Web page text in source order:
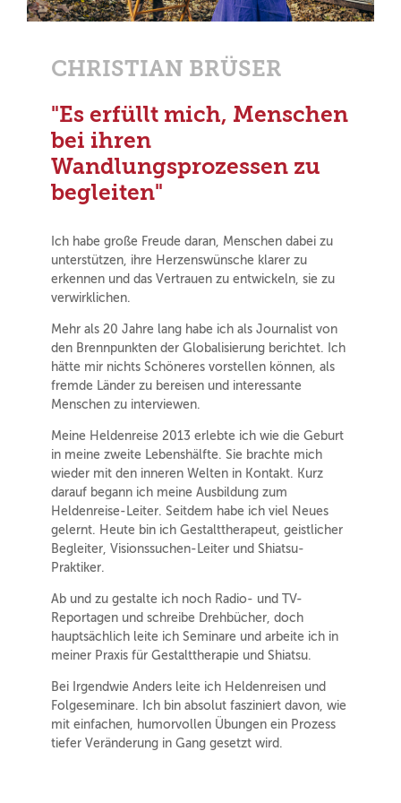
CHRISTIAN BRÜSER
"Es erfüllt mich, Menschen
bei ihren
Wandlungsprozessen zu
begleiten"
Ich habe große Freude daran, Menschen dabei zu
unterstützen, ihre Herzenswünsche klarer zu
erkennen und das Vertrauen zu entwickeln, sie zu
verwirklichen.
Mehr als 20 Jahre lang habe ich als Journalist von
den Brennpunkten der Globalisierung berichtet. Ich
hätte mir nichts Schöneres vorstellen können, als
fremde Länder zu bereisen und interessante
Menschen zu interviewen.
Meine Heldenreise 2013 erlebte ich wie die Geburt
in meine zweite Lebenshälfte. Sie brachte mich
wieder mit den inneren Welten in Kontakt. Kurz
darauf begann ich meine Ausbildung zum
Heldenreise-Leiter. Seitdem habe ich viel Neues
gelernt. Heute bin ich Gestalttherapeut, geistlicher
Begleiter, Visionssuchen-Leiter und Shiatsu-
Praktiker.
Ab und zu gestalte ich noch Radio- und TV-
Reportagen und schreibe Drehbücher, doch
hauptsächlich leite ich Seminare und arbeite ich in
meiner Praxis für Gestalttherapie und Shiatsu.
Bei Irgendwie Anders leite ich Heldenreisen und
Folgeseminare. Ich bin absolut fasziniert davon, wie
mit einfachen, humorvollen Übungen ein Prozess
tiefer Veränderung in Gang gesetzt wird.